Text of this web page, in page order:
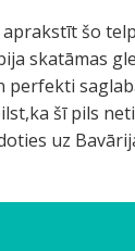
šo
skatāmas
perfekti
šī pils
uz